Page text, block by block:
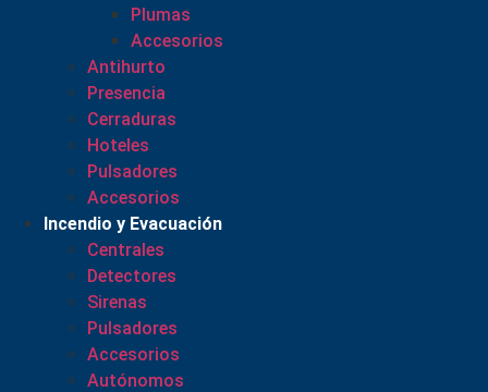
Plumas
Accesorios
Antihurto
Presencia
Cerraduras
Hoteles
Pulsadores
Accesorios
Incendio y Evacuación
Centrales
Detectores
Sirenas
Pulsadores
Accesorios
Autónomos